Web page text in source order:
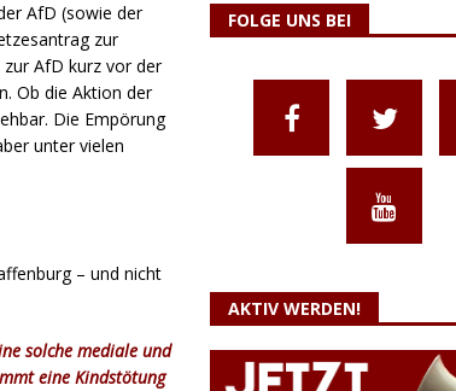
AfD (sowie der
zur
AfD kurz vor der
Ob die Aktion der
Die Empörung
unter vielen
– und nicht
solche mediale und
eine Kindstötung
FOLGE UNS BEI
AKTIV WERDEN!